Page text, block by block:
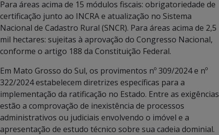
Para áreas acima de 15 módulos fiscais: obrigatoriedade de
certificação junto ao INCRA e atualização no Sistema
Nacional de Cadastro Rural (SNCR). Para áreas acima de 2,5
mil hectares: sujeitas à aprovação do Congresso Nacional,
conforme o artigo 188 da Constituição Federal.
Em Mato Grosso do Sul, os provimentos nº 309/2024 e nº
322/2024 estabelecem diretrizes específicas para a
implementação da ratificação no Estado. Entre as exigências
estão a comprovação de inexistência de processos
administrativos ou judiciais envolvendo o imóvel e a
apresentação de estudo técnico sobre sua cadeia dominial.